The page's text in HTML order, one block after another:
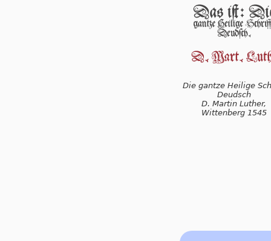
Die gantze Heilige
Deudsch
D. Martin Luther,
Wittenberg 1545